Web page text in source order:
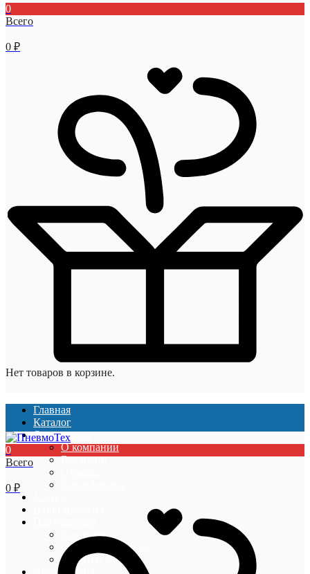
0
Всего
0 ₽
Нет товаров в корзине.
Главная
Каталог
О компании
О компании
Вакансии
Гарантии
Оплата и доставка
Акции и скидки
0
Всего
0 ₽